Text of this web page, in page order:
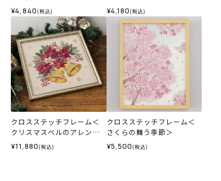
¥4,840 (税込)
つり～＞
¥4,180 (税込)
クロスステッチフレーム＜
クリスマスベルのアレンジ
＞
¥11,880 (税込)
クロスステッチフレーム＜
さくらの舞う季節＞
¥5,500 (税込)